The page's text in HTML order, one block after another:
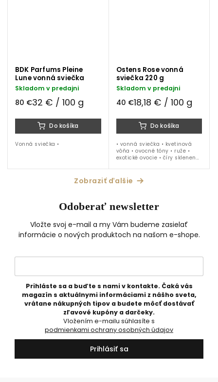
BDK Parfums Pleine
Lune vonná sviečka
Skladom v predajni
80 €32 € / 100 g
Do košíka
Vonná sviečka •
Ostens Rose vonná
sviečka 220 g
Skladom v predajni
40 €18,18 € / 100 g
Do košíka
• vonná sviečka • kvetinová
vôňa • ovocné tóny • ruže •
exotické ovocie • číry sklenený
Zobraziť ďalšie
Odoberať newsletter
Vložte svoj e-mail a my Vám budeme zasielať
informácie o nových produktoch na našom e-shope.
Prihláste sa a buďte s nami v kontakte. Čaká vás
magazín s aktuálnymi informáciami z nášho sveta,
vrátane nákupných tipov a budete môcť dostávať
zľavové kupóny a darčeky.
podmienkami ochrany osobných údajov
Prihlásiť sa